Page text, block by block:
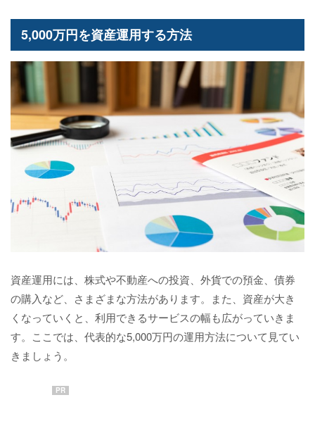
5,000万円を資産運用する方法
資産運用には、株式や不動産への投資、外貨での預金、債券
の購入など、さまざまな方法があります。また、資産が大き
くなっていくと、利用できるサービスの幅も広がっていきま
す。ここでは、代表的な5,000万円の運用方法について見てい
きましょう。
PR